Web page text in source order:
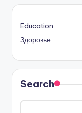
Education
Здоровье
Search